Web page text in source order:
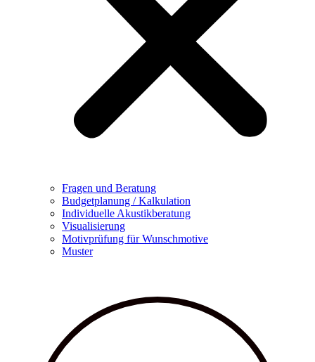
Fragen und Beratung
Budgetplanung / Kalkulation
Individuelle Akustikberatung
Visualisierung
Motivprüfung für Wunschmotive
Muster